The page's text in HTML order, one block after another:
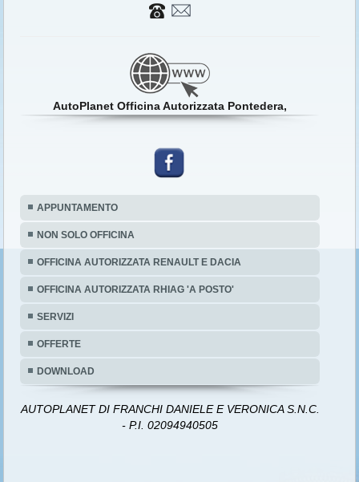
AutoPlanet Officina Autorizzata Pontedera,
APPUNTAMENTO
NON SOLO OFFICINA
OFFICINA AUTORIZZATA RENAULT E DACIA
OFFICINA AUTORIZZATA RHIAG 'A POSTO'
SERVIZI
OFFERTE
DOWNLOAD
AUTOPLANET DI FRANCHI DANIELE E VERONICA S.N.C.
- P.I. 02094940505